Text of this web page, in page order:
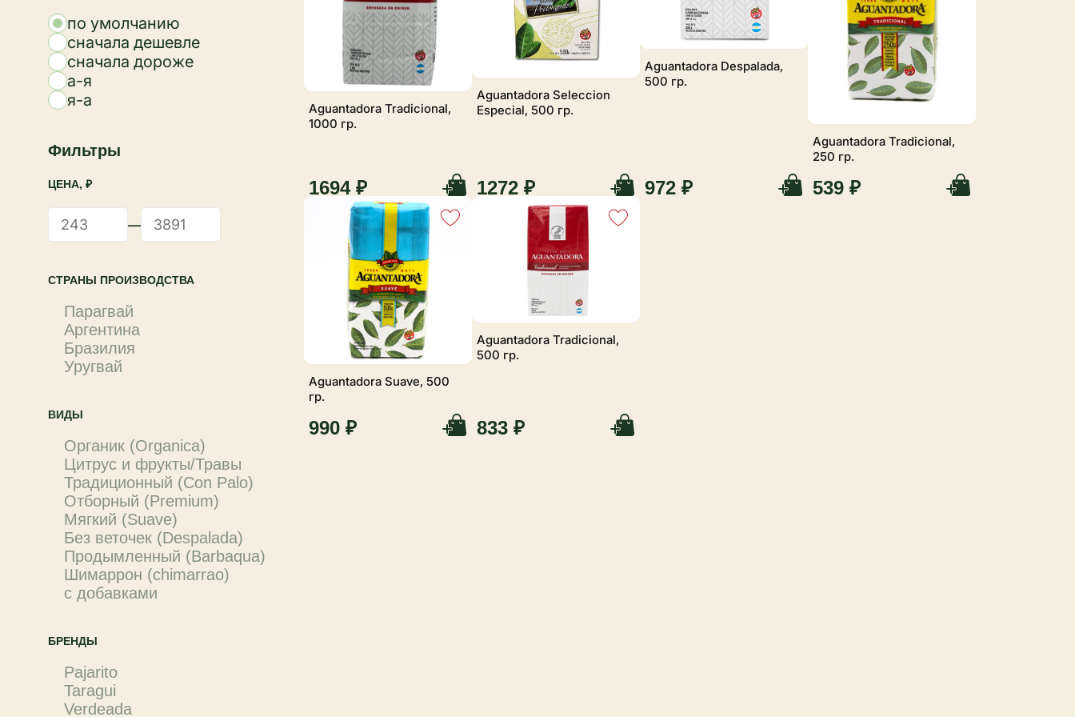
по умолчанию
сначала дешевле
сначала дороже
а-я
я-а
Фильтры
ЦЕНА, ₽
—
СТРАНЫ ПРОИЗВОДСТВА
Парагвай
Аргентина
Бразилия
Уругвай
ВИДЫ
Органик (Organica)
Цитрус и фрукты/Травы
Традиционный (Con Palo)
Отборный (Premium)
Мягкий (Suave)
Без веточек (Despalada)
Продымленный (Barbaqua)
Шимаррон (chimarrao)
с добавками
БРЕНДЫ
Pajarito
Taragui
Verdeada
Aguantadora Tradicional,
1000 гр.
1694 ₽
Aguantadora Seleccion
Especial, 500 гр.
1272 ₽
Aguantadora Despalada,
500 гр.
972 ₽
Aguantadora Tradicional,
250 гр.
539 ₽
Aguantadora Suave, 500
гр.
990 ₽
Aguantadora Tradicional,
500 гр.
833 ₽